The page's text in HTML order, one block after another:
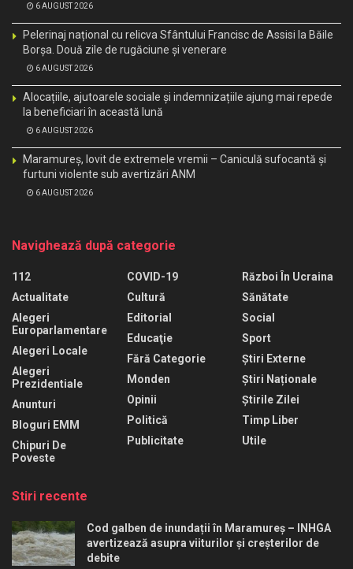
6 AUGUST 2026
Pelerinaj național cu relicva Sfântului Francisc de Assisi la Băile
Borșa. Două zile de rugăciune și venerare
6 AUGUST 2026
Alocațiile, ajutoarele sociale și indemnizațiile ajung mai repede
la beneficiari în această lună
6 AUGUST 2026
Maramureș, lovit de extremele vremii – Caniculă sufocantă și
furtuni violente sub avertizări ANM
6 AUGUST 2026
Navighează după categorie
112
Actualitate
Alegeri
Europarlamentare
Alegeri Locale
Alegeri
Prezidentiale
Anunturi
Bloguri EMM
Chipuri De
Poveste
COVID-19
Cultură
Editorial
Educaţie
Fără Categorie
Monden
Opinii
Politică
Publicitate
Război În Ucraina
Sănătate
Social
Sport
Știri Externe
Știri Naționale
Știrile Zilei
Timp Liber
Utile
Stiri recente
Cod galben de inundații în Maramureș – INHGA
avertizează asupra viiturilor și creșterilor de
debite